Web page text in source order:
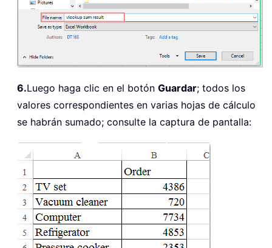
6.Luego haga clic en el botón Guardar; todos los
valores correspondientes en varias hojas de cálculo
se habrán sumado; consulte la captura de pantalla: